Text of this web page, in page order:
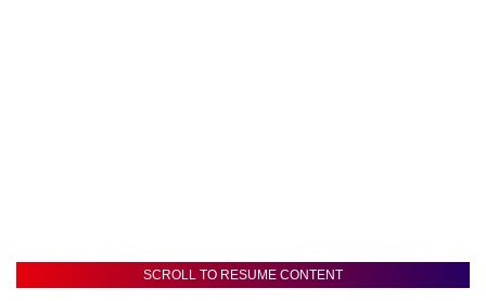
SCROLL TO RESUME CONTENT